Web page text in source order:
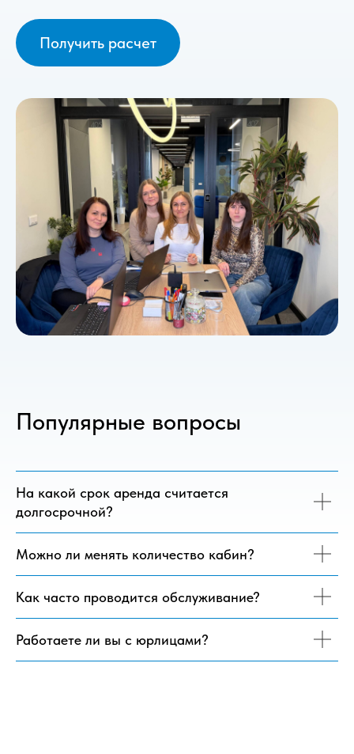
Получить расчет
Популярные вопросы
На какой срок аренда считается
долгосрочной?
Можно ли менять количество кабин?
Как часто проводится обслуживание?
Работаете ли вы с юрлицами?